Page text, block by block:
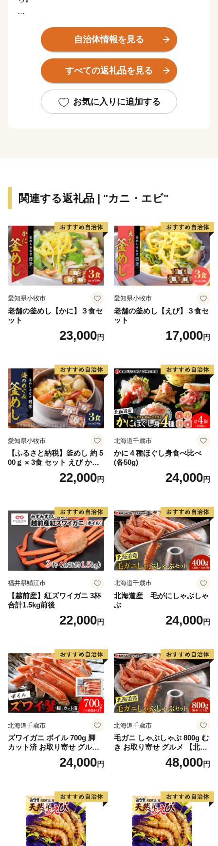
に包まれた湯と山の町です。町の主な産業は「観光」と
「農林業」です。
観光では、世界屈指のラドン含有量を誇り、古くから湯
治の名湯として親しまれる「三朝温泉」や、国宝・投入
これらは日本遺産にも認定された本町が誇るべき資源で
あり、訪れる方々の心を深く癒やす場所として恵みをも
自治体情報を見る
すべての返礼品を見る
お気に入りに追加する
関連する返礼品 | "カニ・エビ"
愛知県小牧市
老舗の釜めし【かに】３食セ
ット
23,000円
愛知県小牧市
老舗の釜めし【えび】３食セ
ット
17,000円
愛知県小牧市
【ふるさと納税】釜めし 約 5
00ｇ × 3食 セット えび かに
海のめぐみ 老舗 急速冷凍 レ
ンチン 時短 簡単調理 食品 加
せグルメ 愛知県 小牧市 送料
無料
22,000円
北海道千歳市
かに４種ほぐし身食べ比べ
(各50g)
24,000円
福井県鯖江市
【越前産】紅ズワイガニ 3杯
合計1.5kg前後
22,000円
北海道千歳市
北海道産 毛がにしゃぶしゃ
ぶ
24,000円
北海道千歳市
ズワイガニ ボイル 700g 脚
カット済 お取り寄せ グルメ
【北海道】【札幌バルナバフ
24,000円
北海道千歳市
毛ガニ しゃぶしゃぶ 800g む
き お取り寄せ グルメ 【北海
道】【札幌バルナバフーズ】
48,000円